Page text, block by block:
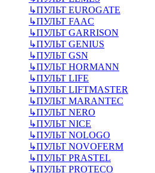
↳ПУЛЬТ EUROGATE
↳ПУЛЬТ FAAC
↳ПУЛЬТ GARRISON
↳ПУЛЬТ GENIUS
↳ПУЛЬТ GSN
↳ПУЛЬТ HORMANN
↳ПУЛЬТ LIFE
↳ПУЛЬТ LIFTMASTER
↳ПУЛЬТ MARANTEC
↳ПУЛЬТ NERO
↳ПУЛЬТ NICE
↳ПУЛЬТ NOLOGO
↳ПУЛЬТ NOVOFERM
↳ПУЛЬТ PRASTEL
↳ПУЛЬТ PROTECO